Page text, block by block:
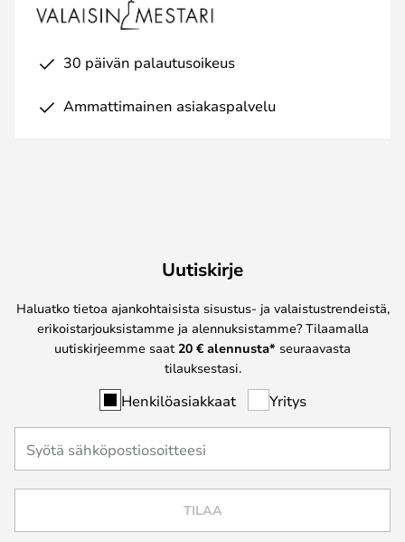
30 päivän palautusoikeus
Ammattimainen asiakaspalvelu
Uutiskirje
Haluatko tietoa ajankohtaisista sisustus- ja valaistustrendeistä,
erikoistarjouksistamme ja alennuksistamme? Tilaamalla
uutiskirjeemme saat 20 € alennusta* seuraavasta
tilauksestasi.
Henkilöasiakkaat Yritys
TILAA